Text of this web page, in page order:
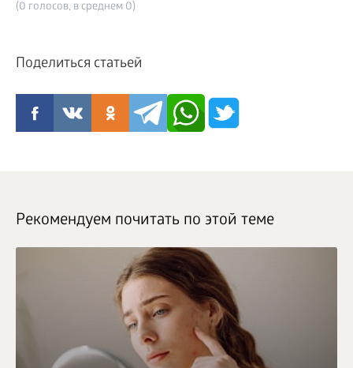
(0 голосов, в среднем 0)
Поделиться статьей
Рекомендуем почитать по этой теме